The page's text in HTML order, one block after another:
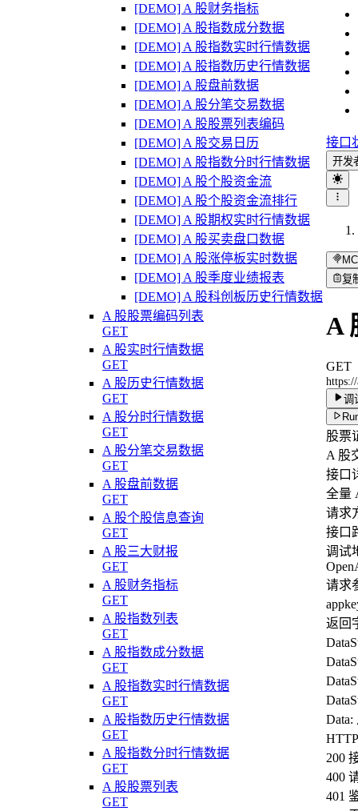
[DEMO] A 股财务指标
[DEMO] A 股指数成分数据
[DEMO] A 股指数实时行情数据
[DEMO] A 股指数历史行情数据
[DEMO] A 股盘前数据
[DEMO] A 股分笔交易数据
[DEMO] A 股股票列表编码
[DEMO] A 股交易日历
[DEMO] A 股指数分时行情数据
[DEMO] A 股个股资金流
[DEMO] A 股个股资金流排行
[DEMO] A 股期权实时行情数据
[DEMO] A 股买卖盘口数据
[DEMO] A 股涨停板实时数据
[DEMO] A 股季度业绩报表
[DEMO] A 股科创板历史行情数据
A 股股票编码列表
GET
A 股实时行情数据
GET
A 股历史行情数据
GET
A 股分时行情数据
GET
A 股分笔交易数据
GET
A 股盘前数据
GET
A 股个股信息查询
GET
A 股三大财报
GET
A 股财务指标
GET
A 股指数列表
GET
A 股指数成分数据
GET
A 股指数实时行情数据
GET
A 股指数历史行情数据
GET
A 股指数分时行情数据
GET
A 股股票列表
GET
接口
开发
复
A
GET
调
股票
A 股
接口
全量
请求
接口
调试
请求
返回
Data:
200
400
401